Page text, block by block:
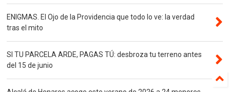
ENIGMAS. El Ojo de la Providencia que todo lo ve: la verdad
tras el mito
SI TU PARCELA ARDE, PAGAS TÚ: desbroza tu terreno antes
del 15 de junio